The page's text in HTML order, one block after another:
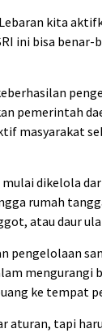
kita
ini bisa benar-
pemerintah
masyarakat
dikelola
rumah
atau daur
pengelolaan
mengurangi
ke tempat
aturan, tapi